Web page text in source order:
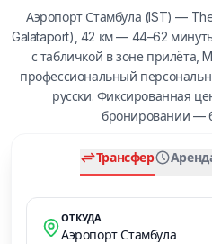
Аэропорт Стамбула (IST) —
Galataport), 42 км — 44–62
с табличкой в зоне прилёта,
профессиональный
русски. Фиксированная
бронировании —
Трансфер
ОТКУДА
Аэропорт Стамбула